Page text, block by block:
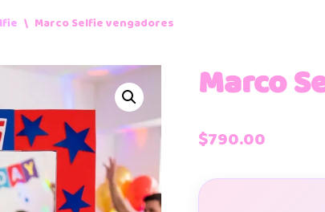
\ Marco Selfie vengadores
Marco
$790.00